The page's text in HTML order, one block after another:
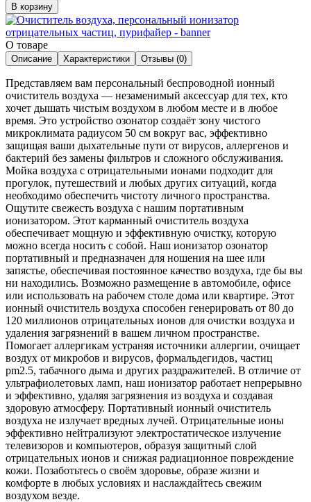
В корзину
О товаре
Описание Характеристики Отзывы (0)
Представляем вам персональный беспроводной ионный
очиститель воздуха — незаменимый аксессуар для тех, кто
хочет дышать чистым воздухом в любом месте и в любое
время. Это устройство озонатор создаёт зону чистого
микроклимата радиусом 50 см вокруг вас, эффективно
защищая ваши дыхательные пути от вирусов, аллергенов и
бактерий без замены фильтров и сложного обслуживания.
Мойка воздуха с отрицательными ионами подходит для
прогулок, путешествий и любых других ситуаций, когда
необходимо обеспечить чистоту личного пространства.
Ощутите свежесть воздуха с нашим портативным
ионизатором. Этот карманный очиститель воздуха
обеспечивает мощную и эффективную очистку, которую
можно всегда носить с собой. Наш ионизатор озонатор
портативный и предназначен для ношения на шее или
запястье, обеспечивая постоянное качество воздуха, где бы вы
ни находились. Возможно размещение в автомобиле, офисе
или использовать на рабочем столе дома или квартире. Этот
ионный очиститель воздуха способен генерировать от 80 до
120 миллионов отрицательных ионов для очистки воздуха и
удаления загрязнений в вашем личном пространстве.
Помогает аллергикам устраняя источники аллергии, очищает
воздух от микробов и вирусов, формальдегидов, частиц
pm2.5, табачного дыма и других раздражителей. В отличие от
ультрафиолетовых ламп, наш ионизатор работает непрерывно
и эффективно, удаляя загрязнения из воздуха и создавая
здоровую атмосферу. Портативный ионный очиститель
воздуха не излучает вредных лучей. Отрицательные ионы
эффективно нейтрализуют электростатическое излучение
телевизоров и компьютеров, образуя защитный слой
отрицательных ионов и снижая радиационное повреждение
кожи. Позаботьтесь о своём здоровье, образе жизни и
комфорте в любых условиях и наслаждайтесь свежим
воздухом везде.